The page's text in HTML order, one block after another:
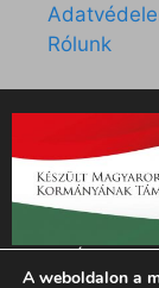
Rólunk
„Az Új
támogatását
A weboldalon a